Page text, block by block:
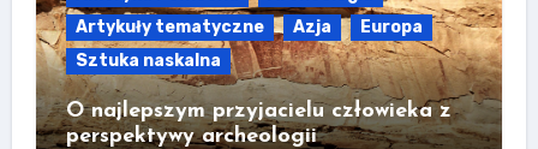
Artykuły tematyczne
Azja
Europa
Sztuka naskalna
O najlepszym przyjacielu człowieka z
perspektywy archeologii